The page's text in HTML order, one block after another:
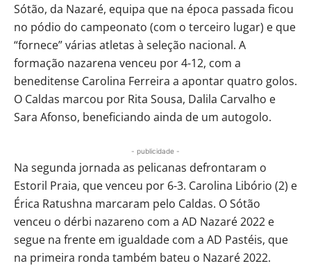
Sótão, da Nazaré, equipa que na época passada ficou
no pódio do campeonato (com o terceiro lugar) e que
“fornece” várias atletas à seleção nacional. A
formação nazarena venceu por 4-12, com a
beneditense Carolina Ferreira a apontar quatro golos.
O Caldas marcou por Rita Sousa, Dalila Carvalho e
Sara Afonso, beneficiando ainda de um autogolo.
- publicidade -
Na segunda jornada as pelicanas defrontaram o
Estoril Praia, que venceu por 6-3. Carolina Libório (2) e
Érica Ratushna marcaram pelo Caldas. O Sótão
venceu o dérbi nazareno com a AD Nazaré 2022 e
segue na frente em igualdade com a AD Pastéis, que
na primeira ronda também bateu o Nazaré 2022.